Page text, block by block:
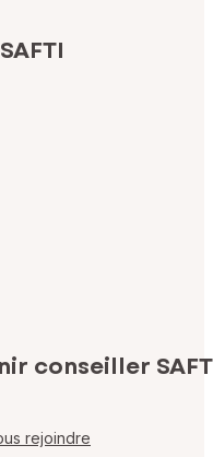
conseiller
rejoindre